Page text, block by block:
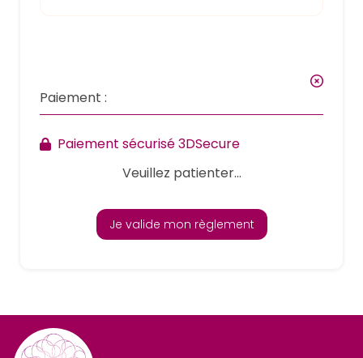
Paiement :
Paiement sécurisé 3DSecure
Veuillez patienter...
Je valide mon règlement